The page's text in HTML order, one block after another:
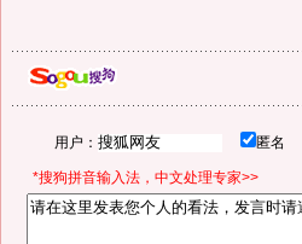
用户： 匿名
*搜狗拼音输入法，中文处理专家>>